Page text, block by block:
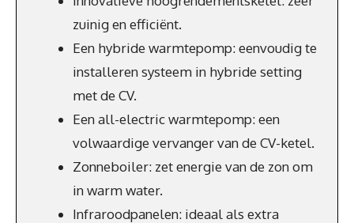
zuinig en efficiënt.
Een hybride warmtepomp: eenvoudig te
installeren systeem in hybride setting
met de CV.
Een all-electric warmtepomp: een
volwaardige vervanger van de CV-ketel.
Zonneboiler: zet energie van de zon om
in warm water.
Infraroodpanelen: ideaal als extra